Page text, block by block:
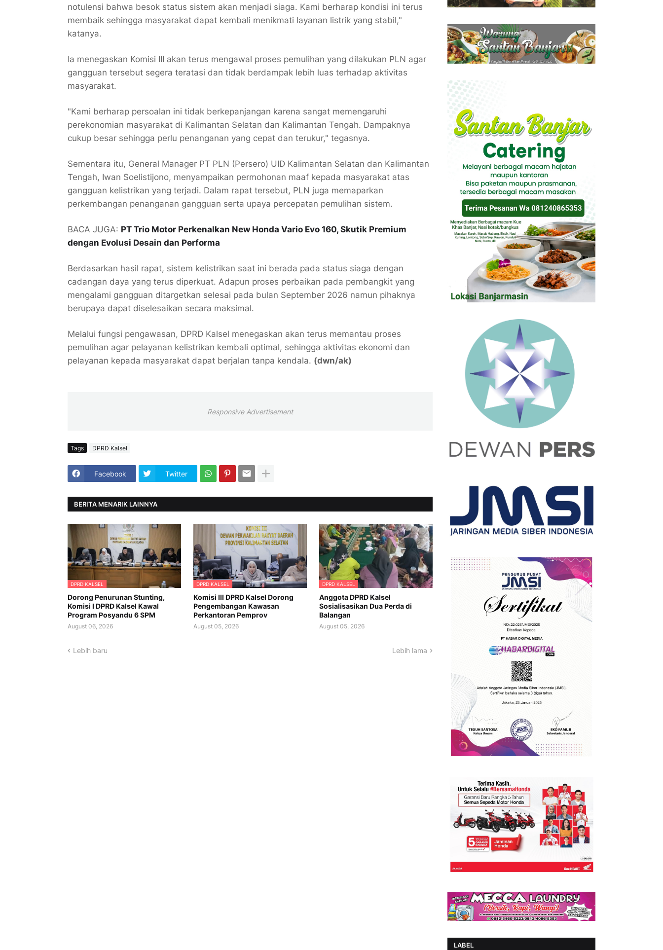
notulensi bahwa besok status sistem akan menjadi siaga. Kami berharap kondisi ini terus
membaik sehingga masyarakat dapat kembali menikmati layanan listrik yang stabil,"
katanya.
Ia menegaskan Komisi III akan terus mengawal proses pemulihan yang dilakukan PLN agar
gangguan tersebut segera teratasi dan tidak berdampak lebih luas terhadap aktivitas
masyarakat.
"Kami berharap persoalan ini tidak berkepanjangan karena sangat memengaruhi
perekonomian masyarakat di Kalimantan Selatan dan Kalimantan Tengah. Dampaknya
cukup besar sehingga perlu penanganan yang cepat dan terukur," tegasnya.
Sementara itu, General Manager PT PLN (Persero) UID Kalimantan Selatan dan Kalimantan
Tengah, Iwan Soelistijono, menyampaikan permohonan maaf kepada masyarakat atas
gangguan kelistrikan yang terjadi. Dalam rapat tersebut, PLN juga memaparkan
perkembangan penanganan gangguan serta upaya percepatan pemulihan sistem.
BACA JUGA: PT Trio Motor Perkenalkan New Honda Vario Evo 160, Skutik Premium
dengan Evolusi Desain dan Performa
Berdasarkan hasil rapat, sistem kelistrikan saat ini berada pada status siaga dengan
cadangan daya yang terus diperkuat. Adapun proses perbaikan pada pembangkit yang
mengalami gangguan ditargetkan selesai pada bulan September 2026 namun pihaknya
berupaya dapat diselesaikan secara maksimal.
Melalui fungsi pengawasan, DPRD Kalsel menegaskan akan terus memantau proses
pemulihan agar pelayanan kelistrikan kembali optimal, sehingga aktivitas ekonomi dan
pelayanan kepada masyarakat dapat berjalan tanpa kendala. (dwn/ak)
Responsive Advertisement
Tags DPRD Kalsel
Facebook Twitter
BERITA MENARIK LAINNYA
DPRD KALSEL
Dorong Penurunan Stunting,
Komisi I DPRD Kalsel Kawal
Program Posyandu 6 SPM
August 06, 2026
DPRD KALSEL
Komisi III DPRD Kalsel Dorong
Pengembangan Kawasan
Perkantoran Pemprov
August 05, 2026
DPRD KALSEL
Anggota DPRD Kalsel
Sosialisasikan Dua Perda di
Balangan
August 05, 2026
Lebih baru Lebih lama
LABEL